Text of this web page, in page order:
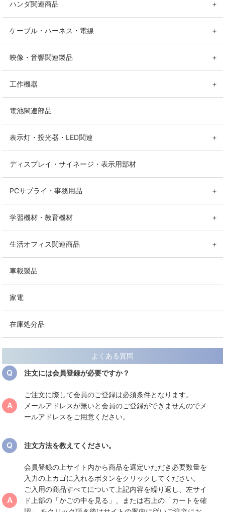
ハンダ関連商品 ＋
ケーブル・ハーネス・電線 ＋
映像・音響関連製品 ＋
工作機器 ＋
電池関連部品
表示灯・投光器・LED関連 ＋
ディスプレイ・サイネージ・表示用部材
PCサプライ・事務用品 ＋
学習機材・教育機材 ＋
生活オフィス関連商品 ＋
車載製品
家電
在庫処分品
よくある質問
注文には会員登録が必要ですか？
ご注文に際して会員のご登録は必須条件となります。
メールアドレスが無いと会員のご登録ができませんのでメ
ールアドレスをご用意ください。
注文方法を教えてください。
会員登録の上サイト内から商品を選定いただき必要数量を
入力の上カゴに入れるボタンをクリックしてください。
ご入用の商品すべてについて上記内容を繰り返し、左サイ
ド上部の「かごの中を見る」、または右上の「カートを確